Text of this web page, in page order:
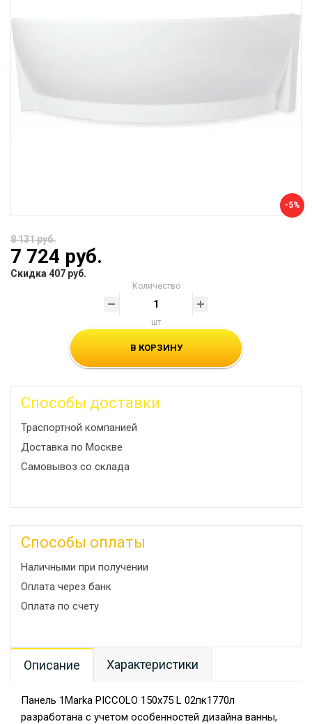
-5%
8 131 руб.
7 724 руб.
Скидка 407 руб.
Количество
шт
В КОРЗИНУ
Способы доставки
Траспортной компанией
Доставка по Москве
Самовывоз со склада
Способы оплаты
Наличными при получении
Оплата через банк
Оплата по счету
Описание Характеристики
Панель 1Marka PICCOLO 150x75 L 02пк1770л
разработана с учетом особенностей дизайна ванны,